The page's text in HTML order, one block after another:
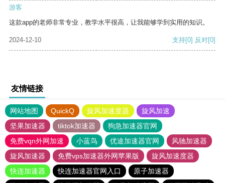
游客
这款app的老师非常专业，教学水平很高，让我能够学到实用的知识。
2024-12-10 支持[0] 反对[0]
友情链接
网站地图 QuickQ 旋风加速度器
旋风加速
坚果加速器
tiktok加速器
狗急加速器官网
免费vqn外网加速
小蓝鸟 优途加速器官网
风驰加速器
旋风加速器
免费vps加速器外网苹果版
旋风加速度器
快连加速器
快连加速器官网入口
原子加速器